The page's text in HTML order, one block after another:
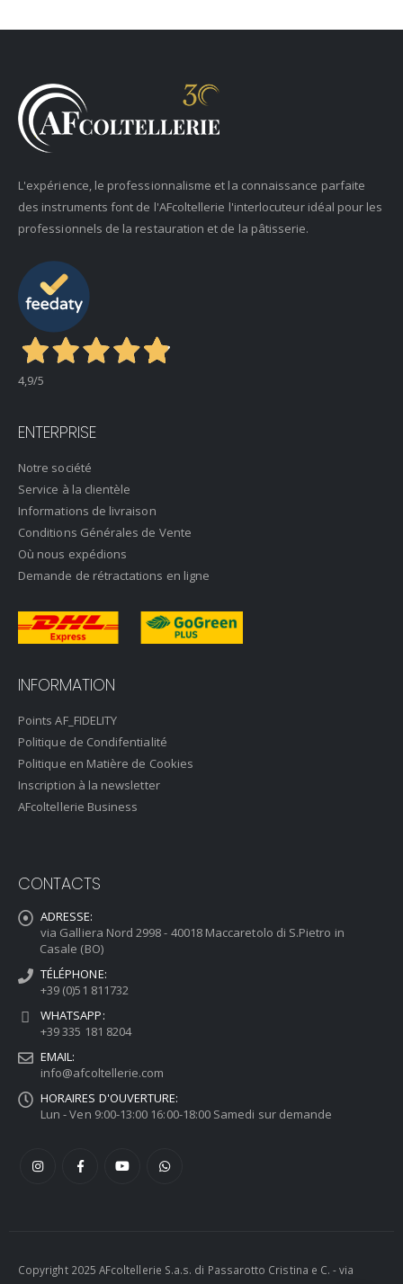
L'expérience, le professionnalisme et la connaissance parfaite
des instruments font de l'AFcoltellerie l'interlocuteur idéal pour les
professionnels de la restauration et de la pâtisserie.
4,9/5
ENTERPRISE
Notre société
Service à la clientèle
Informations de livraison
Conditions Générales de Vente
Où nous expédions
Demande de rétractations en ligne
INFORMATION
Points AF_FIDELITY
Politique de Condifentialité
Politique en Matière de Cookies
Inscription à la newsletter
AFcoltellerie Business
CONTACTS
ADRESSE:
via Galliera Nord 2998 - 40018 Maccaretolo di S.Pietro in
Casale (BO)
TÉLÉPHONE:
+39 (0)51 811732
WHATSAPP:
+39 335 181 8204
EMAIL:
info@afcoltellerie.com
HORAIRES D'OUVERTURE:
Lun - Ven 9:00-13:00 16:00-18:00 Samedi sur demande
Copyright 2025 AFcoltellerie S.a.s. di Passarotto Cristina e C. - via